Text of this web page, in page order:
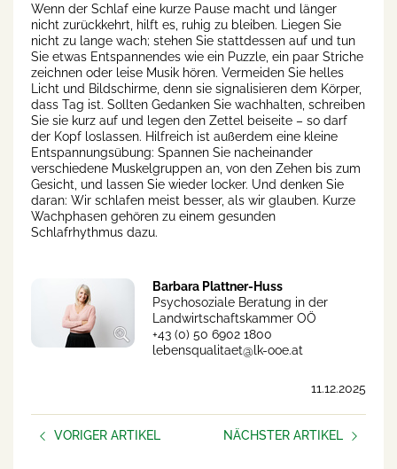
Wenn der Schlaf eine kurze Pause macht und länger
nicht zurückkehrt, hilft es, ruhig zu bleiben. Liegen Sie
nicht zu lange wach; stehen Sie stattdessen auf und tun
Sie etwas Entspannendes wie ein Puzzle, ein paar Striche
zeichnen oder leise Musik hören. Vermeiden Sie helles
Licht und Bildschirme, denn sie signalisieren dem Körper,
dass Tag ist. Sollten Gedanken Sie wachhalten, schreiben
Sie sie kurz auf und legen den Zettel beiseite – so darf
der Kopf loslassen. Hilfreich ist außerdem eine kleine
Entspannungsübung: Spannen Sie nacheinander
verschiedene Muskelgruppen an, von den Zehen bis zum
Gesicht, und lassen Sie wieder locker. Und denken Sie
daran: Wir schlafen meist besser, als wir glauben. Kurze
Wachphasen gehören zu einem gesunden
Schlafrhythmus dazu.
Barbara Plattner-Huss
Psychosoziale Beratung in der
Landwirtschaftskammer OÖ
+43 (0) 50 6902 1800
lebensqualitaet@lk-ooe.at
11.12.2025
VORIGER ARTIKEL
NÄCHSTER ARTIKEL